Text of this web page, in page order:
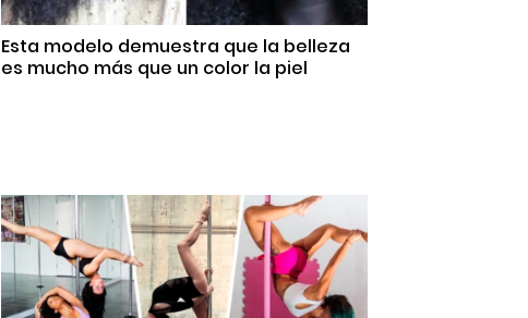
Esta modelo demuestra que la belleza
es mucho más que un color la piel